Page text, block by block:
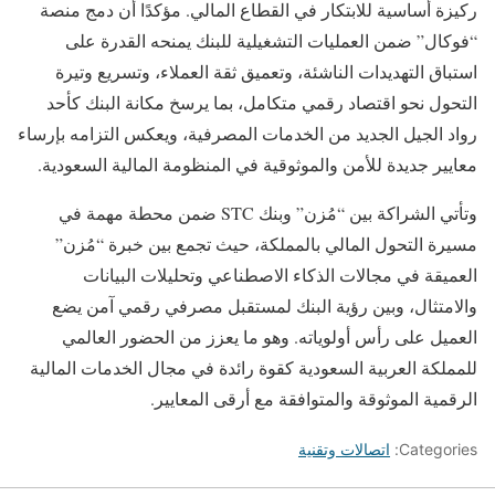
ركيزة أساسية للابتكار في القطاع المالي. مؤكدًا أن دمج منصة
“فوكال” ضمن العمليات التشغيلية للبنك يمنحه القدرة على
استباق التهديدات الناشئة، وتعميق ثقة العملاء، وتسريع وتيرة
التحول نحو اقتصاد رقمي متكامل، بما يرسخ مكانة البنك كأحد
رواد الجيل الجديد من الخدمات المصرفية، ويعكس التزامه بإرساء
معايير جديدة للأمن والموثوقية في المنظومة المالية السعودية.
وتأتي الشراكة بين “مُزن” وبنك STC ضمن محطة مهمة في
مسيرة التحول المالي بالمملكة، حيث تجمع بين خبرة “مُزن”
العميقة في مجالات الذكاء الاصطناعي وتحليلات البيانات
والامتثال، وبين رؤية البنك لمستقبل مصرفي رقمي آمن يضع
العميل على رأس أولوياته. وهو ما يعزز من الحضور العالمي
للمملكة العربية السعودية كقوة رائدة في مجال الخدمات المالية
الرقمية الموثوقة والمتوافقة مع أرقى المعايير.
Categories: اتصالات وتقنية